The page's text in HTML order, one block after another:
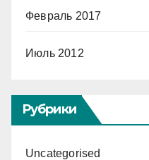
Февраль 2017
Июль 2012
Рубрики
Uncategorised